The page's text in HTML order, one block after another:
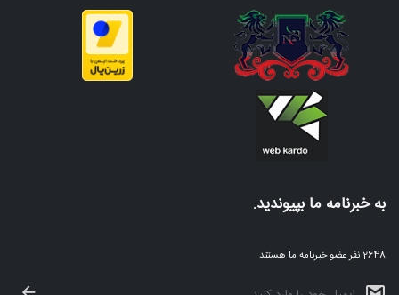
به خبرنامه ما بپیوندید.
2648 نفر عضو خبرنامه ما هستند